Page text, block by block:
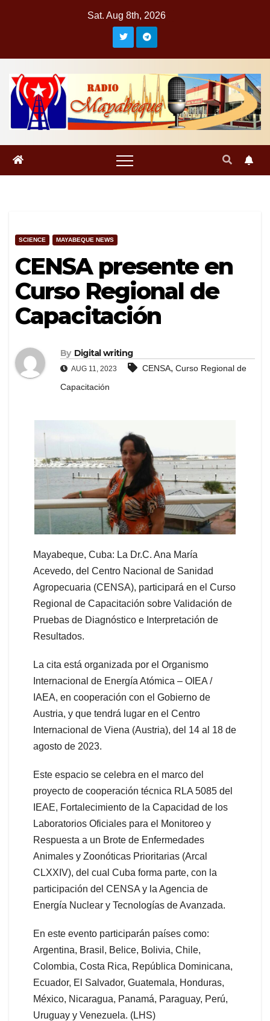
Sat. Aug 8th, 2026
SCIENCE MAYABEQUE NEWS
CENSA presente en
Curso Regional de
Capacitación
By Digital writing
AUG 11, 2023 CENSA, Curso Regional de
Capacitación
Mayabeque, Cuba: La Dr.C. Ana María
Acevedo, del Centro Nacional de Sanidad
Agropecuaria (CENSA), participará en el Curso
Regional de Capacitación sobre Validación de
Pruebas de Diagnóstico e Interpretación de
Resultados.
La cita está organizada por el Organismo
Internacional de Energía Atómica – OIEA /
IAEA, en cooperación con el Gobierno de
Austria, y que tendrá lugar en el Centro
Internacional de Viena (Austria), del 14 al 18 de
agosto de 2023.
Este espacio se celebra en el marco del
proyecto de cooperación técnica RLA 5085 del
IEAE, Fortalecimiento de la Capacidad de los
Laboratorios Oficiales para el Monitoreo y
Respuesta a un Brote de Enfermedades
Animales y Zoonóticas Prioritarias (Arcal
CLXXIV), del cual Cuba forma parte, con la
participación del CENSA y la Agencia de
Energía Nuclear y Tecnologías de Avanzada.
En este evento participarán países como:
Argentina, Brasil, Belice, Bolivia, Chile,
Colombia, Costa Rica, República Dominicana,
Ecuador, El Salvador, Guatemala, Honduras,
México, Nicaragua, Panamá, Paraguay, Perú,
Uruguay y Venezuela. (LHS)